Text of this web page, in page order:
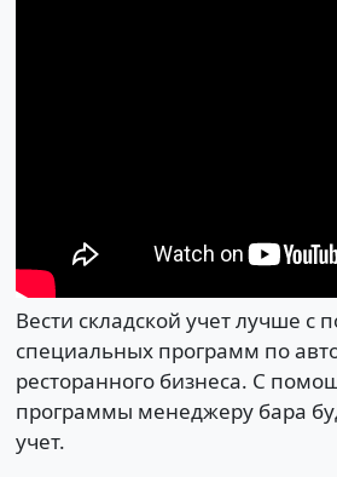
Вести складской учет лучше с
специальных программ по
ресторанного бизнеса. С
программы менеджеру бара
учет.